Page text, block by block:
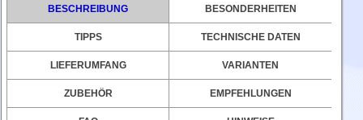
BESCHREIBUNG BESONDERHEITEN
TIPPS TECHNISCHE DATEN
LIEFERUMFANG VARIANTEN
ZUBEHÖR EMPFEHLUNGEN